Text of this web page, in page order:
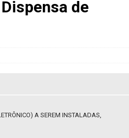
de
A SEREM INSTALADAS,